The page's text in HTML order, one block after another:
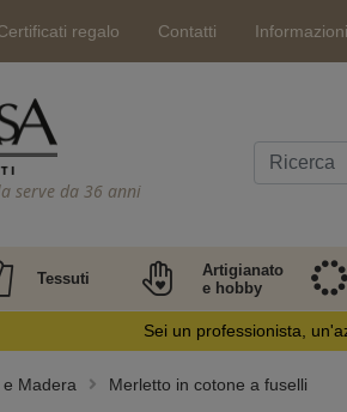
regalo Contatti
serve da 36 anni
Tessuti
Artigianato
e hobby
Sei un professionista,
e Madera Merletto in cotone a fuselli